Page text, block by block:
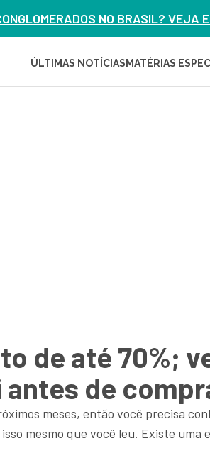
NO BRASIL? VEJA
ÚLTIMAS NOTÍCIAS MATÉRIAS
de até 70%;
de
meses, então você precisa
mesmo que você leu. Existe